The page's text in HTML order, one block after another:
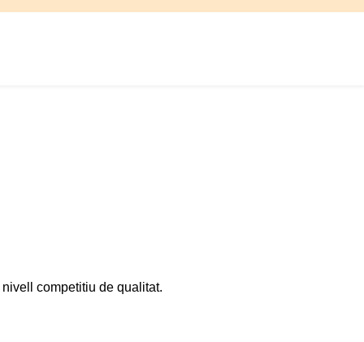
competitiu de qualitat.